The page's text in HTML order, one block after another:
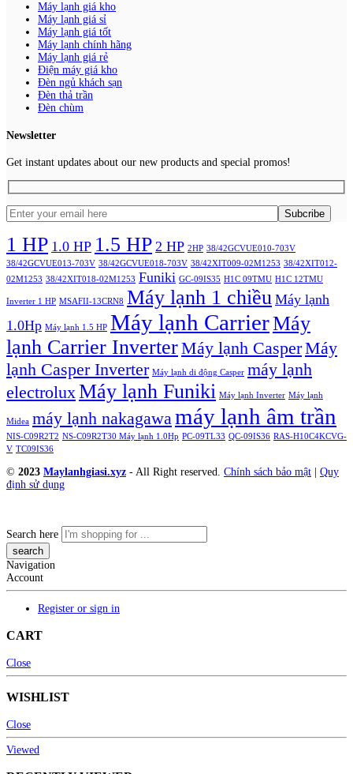
Máy lạnh giá kho
Máy lạnh giá sỉ
Máy lạnh giá tốt
Máy lạnh chính hãng
Máy lạnh giá rẻ
Điện máy giá kho
Đèn ngủ khách sạn
Đèn thả trần
Đèn chùm
Newsletter
Get instant updates about our new products and special promos!
1 HP 1.0 HP 1.5 HP 2 HP 2HP 38/42GCVUE010-703V
38/42GCVUE013-703V 38/42GCVUE018-703V 38/42XIT009-02M1253 38/42XIT012-
02M1253 38/42XIT018-02M1253 Funiki GC-09IS35 H1C 09TMU H1C 12TMU
Inverter 1 HP MSAFII-13CRN8 Máy lạnh 1 chiều Máy lạnh
1.0Hp Máy lạnh 1.5 HP Máy lạnh CarrierMáy
lạnh Carrier InverterMáy lạnh CasperMáy
lạnh Casper Inverter Máy lạnh di động Casper máy lạnh
electroluxMáy lạnh Funiki Máy lạnh Inverter Máy lạnh
Midea máy lạnh nakagawamáy lạnh âm trần
NIS-C09R2T2 NS-C09R2T30 Máy lạnh 1.0Hp PC-09TL33 QC-09IS36 RAS-H10C4KCVG-
V TC09IS36
© 2023 Maylanhgiasi.xyz - All Right reserved. Chính sách bảo mật
Quy
định sử dụng
Search here
Navigation
Account
Register or sign in
CART
Close
WISHLIST
Close
Viewed